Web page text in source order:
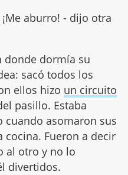
aburro! - dijo otra
donde dormía su
sacó todos los
ellos hizo un circuito
pasillo. Estaba
asomaron sus
cocina. Fueron a decir
al otro y no lo
divertidos.